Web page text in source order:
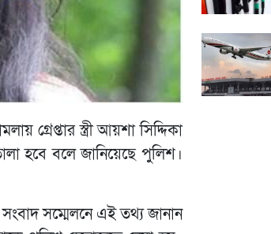
গ্রেপ্তার স্ত্রী আয়শা সিদ্দিকা
হবে বলে জানিয়েছে পুলিশ।
সংবাদ সম্মেলনে এই তথ্য জানান